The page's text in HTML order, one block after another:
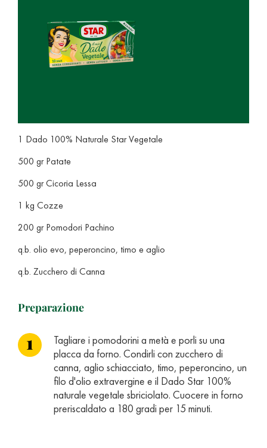
1 Dado 100% Naturale Star Vegetale
500 gr Patate
500 gr Cicoria Lessa
1 kg Cozze
200 gr Pomodori Pachino
q.b. olio evo, peperoncino, timo e aglio
q.b. Zucchero di Canna
Preparazione
Tagliare i pomodorini a metà e porli su una
placca da forno. Condirli con zucchero di
canna, aglio schiacciato, timo, peperoncino, un
filo d'olio extravergine e il Dado Star 100%
naturale vegetale sbriciolato. Cuocere in forno
preriscaldato a 180 gradi per 15 minuti.